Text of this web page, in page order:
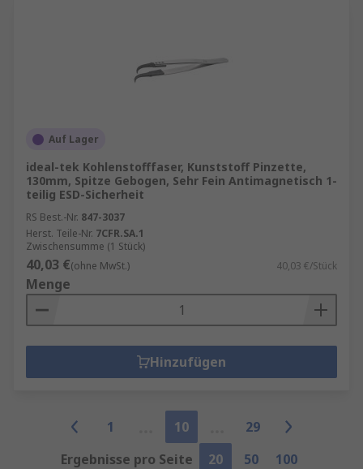
Auf Lager
ideal-tek Kohlenstofffaser, Kunststoff Pinzette,
130mm, Spitze Gebogen, Sehr Fein Antimagnetisch 1-
teilig ESD-Sicherheit
RS Best.-Nr. 847-3037
Herst. Teile-Nr. 7CFR.SA.1
Zwischensumme (1 Stück)
40,03 €(ohne MwSt.) 40,03 €/Stück
Menge
Hinzufügen
1 10
29
Ergebnisse pro Seite
20 50 100